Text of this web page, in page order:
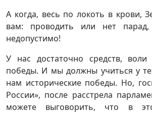
А когда, весь по локоть в крови,
вам: проводить или нет
недопустимо!
У нас достаточно средств,
победы. И мы должны учиться у
нам исторические победы. Но,
России», после расстрела
можете выговорить, что в